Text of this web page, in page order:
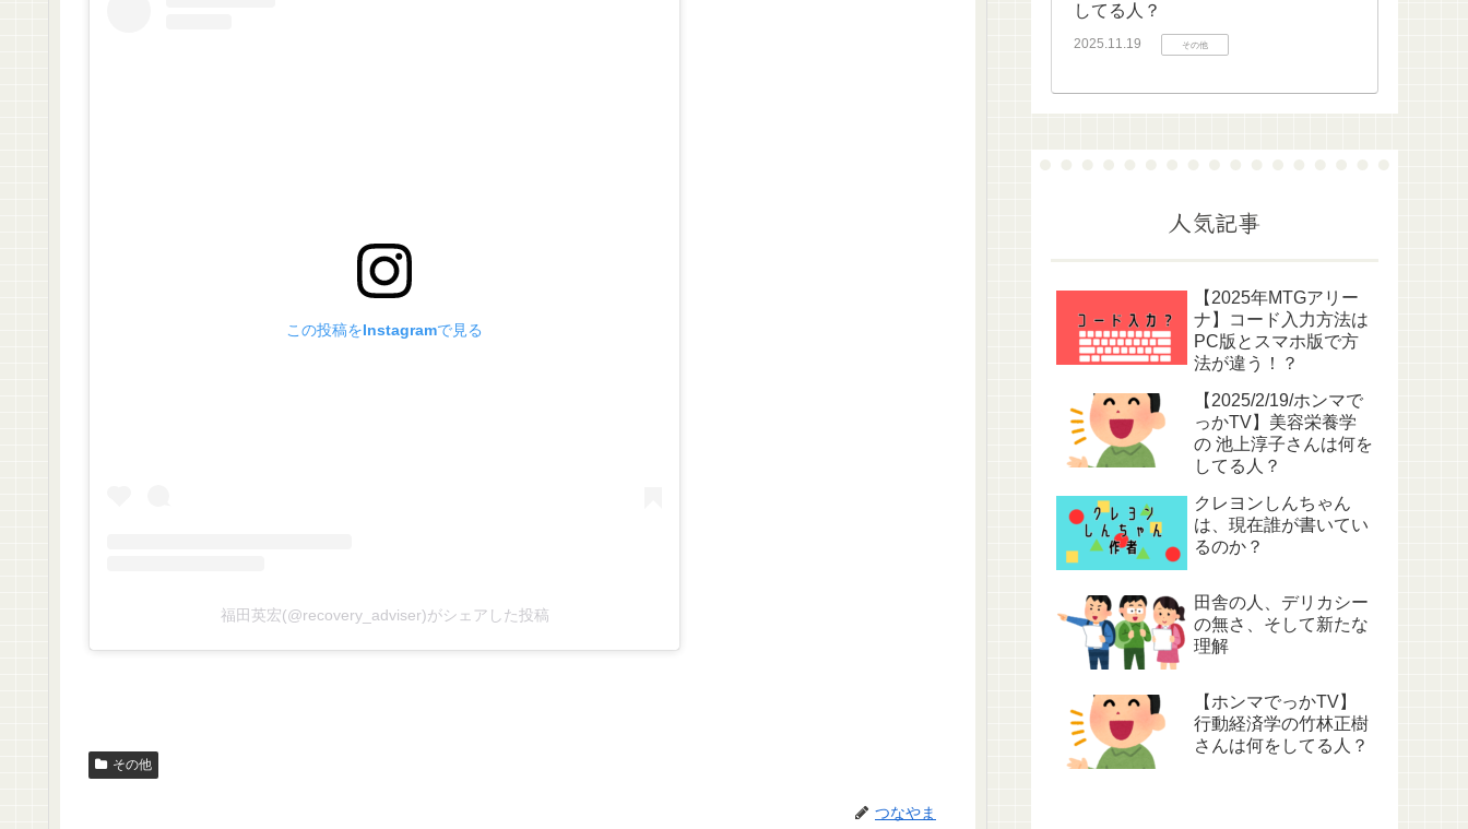
この投稿をInstagramで見る
福田英宏(@recovery_adviser)がシェアした投稿
その他
つなやま
してる人？
2025.11.19 その他
人気記事
【2025年MTGアリー
ナ】コード入力方法は
PC版とスマホ版で方
法が違う！？
【2025/2/19/ホンマで
っかTV】美容栄養学
の 池上淳子さんは何を
してる人？
クレヨンしんちゃん
は、現在誰が書いてい
るのか？
田舎の人、デリカシー
の無さ、そして新たな
理解
【ホンマでっかTV】
行動経済学の竹林正樹
さんは何をしてる人？